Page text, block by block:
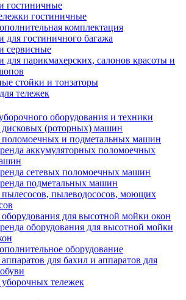
гостиничные
гостиничные
комплектация
для гостиничного багажа
сервисные
для парикмахерских, салонов красоты и
стойки и тонзаторы
тележек
оборудования и техники
дисковых (роторных) машин
поломоечных и подметальных машин
аккумуляторных поломоечных
сетевых поломоечных машин
подметальных машин
пылеводососов, моющих
для высотной мойки окон
оборудования для высотной мойки
оборудование
для бахил и аппаратов для
тележек